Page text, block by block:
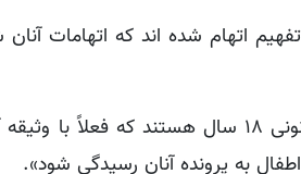
اتهام شده اند که اتهامات
«قبادی» و «خالدیان» اعلام کردند که «از این چهار متهم، دو متهم زیر سن قانونی ۱۸ سال
به پرونده آنان رسیدگی شود».